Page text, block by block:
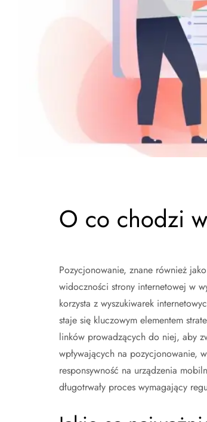
O co chodzi
Pozycjonowanie, znane również
widoczności strony internetowej w
korzysta z wyszukiwarek
staje się kluczowym elementem
linków prowadzących do niej, aby
wpływających na pozycjonowanie,
responsywność na urządzenia
długotrwały proces wymagający